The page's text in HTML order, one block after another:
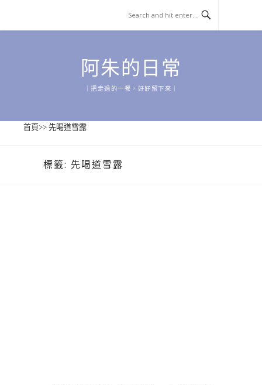
content
阿朱的日常
｜把走過的一餐，好好留下來｜
首頁>> 先喝道雪露
標籤: 先喝道雪露